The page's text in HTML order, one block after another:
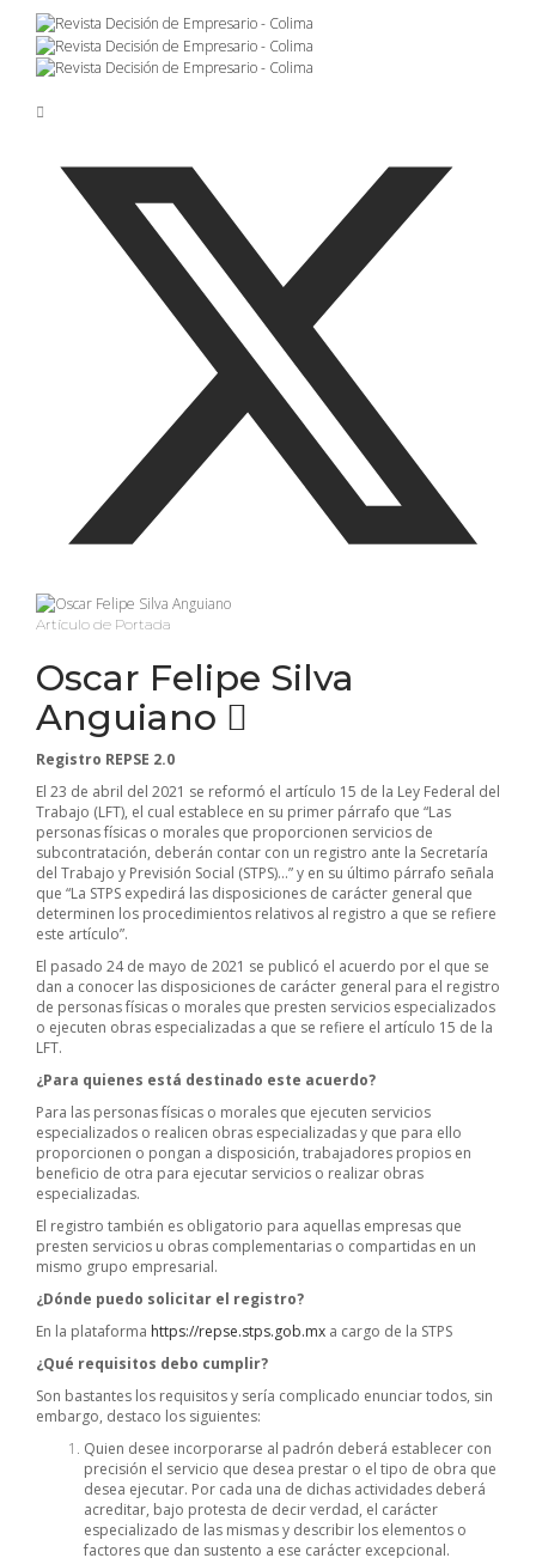
Artículo de Portada
Oscar Felipe Silva
Anguiano
Registro REPSE 2.0
El 23 de abril del 2021 se reformó el artículo 15 de la Ley Federal del
Trabajo (LFT), el cual establece en su primer párrafo que “Las
personas físicas o morales que proporcionen servicios de
subcontratación, deberán contar con un registro ante la Secretaría
del Trabajo y Previsión Social (STPS)…” y en su último párrafo señala
que “La STPS expedirá las disposiciones de carácter general que
determinen los procedimientos relativos al registro a que se refiere
este artículo”.
El pasado 24 de mayo de 2021 se publicó el acuerdo por el que se
dan a conocer las disposiciones de carácter general para el registro
de personas físicas o morales que presten servicios especializados
o ejecuten obras especializadas a que se refiere el artículo 15 de la
LFT.
¿Para quienes está destinado este acuerdo?
Para las personas físicas o morales que ejecuten servicios
especializados o realicen obras especializadas y que para ello
proporcionen o pongan a disposición, trabajadores propios en
beneficio de otra para ejecutar servicios o realizar obras
especializadas.
El registro también es obligatorio para aquellas empresas que
presten servicios u obras complementarias o compartidas en un
mismo grupo empresarial.
¿Dónde puedo solicitar el registro?
En la plataforma https://repse.stps.gob.mx a cargo de la STPS
¿Qué requisitos debo cumplir?
Son bastantes los requisitos y sería complicado enunciar todos, sin
embargo, destaco los siguientes:
Quien desee incorporarse al padrón deberá establecer con
precisión el servicio que desea prestar o el tipo de obra que
desea ejecutar. Por cada una de dichas actividades deberá
acreditar, bajo protesta de decir verdad, el carácter
especializado de las mismas y describir los elementos o
factores que dan sustento a ese carácter excepcional.